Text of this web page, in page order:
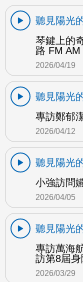
聽見陽光
琴鍵上的
路 FM AM
2026/04/19
聽見陽光
專訪鄭郁
2026/04/12
聽見陽光
小強訪問
2026/04/05
聽見陽光
專訪萬海
訪第8屆
2026/03/29